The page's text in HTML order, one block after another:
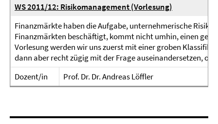
WS 2011/12: Risikomanagement (Vorlesung)
Finanzmärkte haben die Aufgabe, unternehmerische
Finanzmärkten beschäftigt, kommt nicht umhin, einen
Vorlesung werden wir uns zuerst mit einer groben
dann aber recht zügig mit der Frage auseinandersetzen, ob
Dozent/in
Prof. Dr. Dr. Andreas Löffler